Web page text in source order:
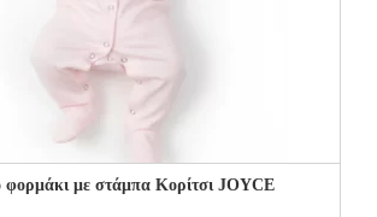
φορμάκι με στάμπα Κορίτσι JOYCE